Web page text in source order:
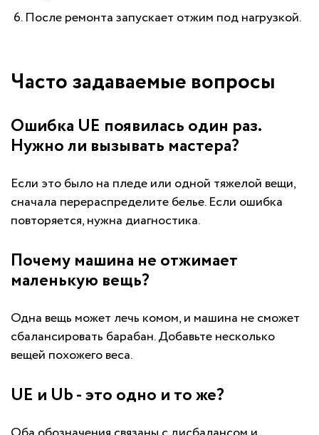
После ремонта запускает отжим под нагрузкой.
Часто задаваемые вопросы
Ошибка UE появилась один раз.
Нужно ли вызывать мастера?
Если это было на пледе или одной тяжелой вещи,
сначала перераспределите белье. Если ошибка
повторяется, нужна диагностика.
Почему машина не отжимает
маленькую вещь?
Одна вещь может лечь комом, и машина не сможет
сбалансировать барабан. Добавьте несколько
вещей похожего веса.
UE и Ub - это одно и то же?